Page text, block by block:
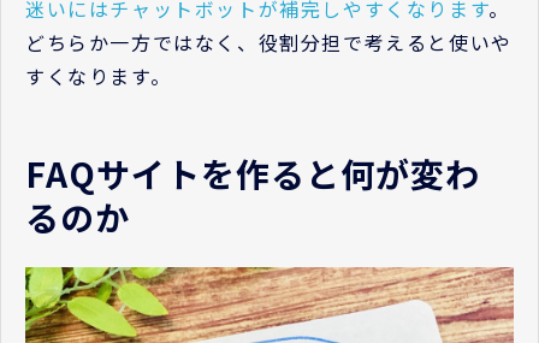
迷いにはチャットボットが補完しやすくなります。
どちらか一方ではなく、役割分担で考えると使いや
すくなります。
FAQサイトを作ると何が変わ
るのか